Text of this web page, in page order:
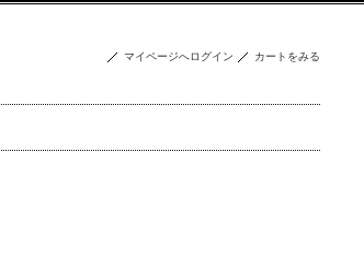
マイページへログイン カートをみる